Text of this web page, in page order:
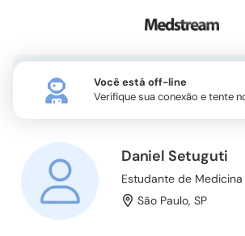
Daniel Setuguti
Estudante de Medicina
São Paulo, SP
Você está off-line
Verifique sua conexão e tente